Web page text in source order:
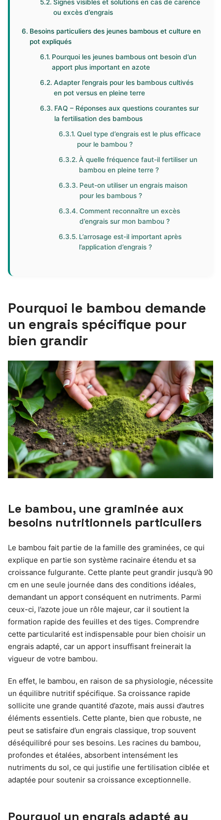
Signes visibles et solutions en cas de carence
ou excès d’engrais
Besoins particuliers des jeunes bambous et culture en
pot expliqués
Pourquoi les jeunes bambous ont besoin d’un
apport plus important en azote
Adapter l’engrais pour les bambous cultivés
en pot versus en pleine terre
FAQ – Réponses aux questions courantes sur
la fertilisation des bambous
Quel type d’engrais est le plus efficace
pour le bambou ?
À quelle fréquence faut-il fertiliser un
bambou en pleine terre ?
Peut-on utiliser un engrais maison
pour les bambous ?
Comment reconnaître un excès
d’engrais sur mon bambou ?
L’arrosage est-il important après
l’application d’engrais ?
Pourquoi le bambou demande
un engrais spécifique pour
bien grandir
Le bambou, une graminée aux
besoins nutritionnels particuliers
Le bambou fait partie de la famille des graminées, ce qui
explique en partie son système racinaire étendu et sa
croissance fulgurante. Cette plante peut grandir jusqu’à 90
cm en une seule journée dans des conditions idéales,
demandant un apport conséquent en nutriments. Parmi
ceux-ci, l’azote joue un rôle majeur, car il soutient la
formation rapide des feuilles et des tiges. Comprendre
cette particularité est indispensable pour bien choisir un
engrais adapté, car un apport insuffisant freinerait la
vigueur de votre bambou.
En effet, le bambou, en raison de sa physiologie, nécessite
un équilibre nutritif spécifique. Sa croissance rapide
sollicite une grande quantité d’azote, mais aussi d’autres
éléments essentiels. Cette plante, bien que robuste, ne
peut se satisfaire d’un engrais classique, trop souvent
déséquilibré pour ses besoins. Les racines du bambou,
profondes et étalées, absorbent intensément les
nutriments du sol, ce qui justifie une fertilisation ciblée et
adaptée pour soutenir sa croissance exceptionnelle.
Pourquoi un engrais adapté au